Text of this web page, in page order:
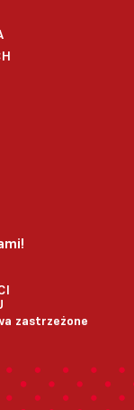
zastrzeżone